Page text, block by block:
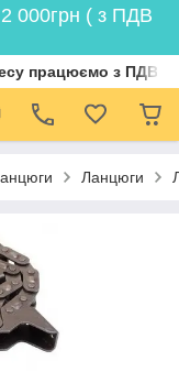
000грн ( з ПДВ
працюємо з ПДВ
Ланцюги